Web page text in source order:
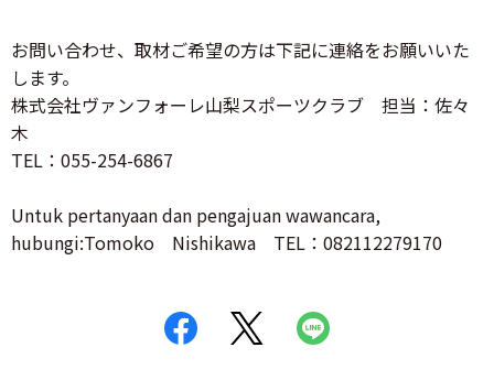
お問い合わせ、取材ご希望の方は下記に連絡をお願いいた
します。
株式会社ヴァンフォーレ山梨スポーツクラブ 担当：佐々
木
TEL：055-254-6867
Untuk pertanyaan dan pengajuan wawancara,
hubungi:Tomoko Nishikawa TEL：082112279170